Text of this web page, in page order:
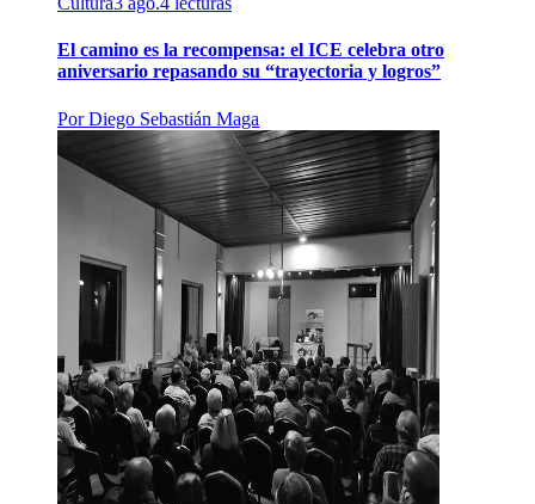
El camino es la recompensa: el ICE celebra otro
aniversario repasando su “trayectoria y logros”
PorDiego Sebastián Maga